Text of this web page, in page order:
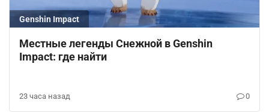
Genshin Impact
Местные легенды Снежной в Genshin
Impact: где найти
23 часа назад 0